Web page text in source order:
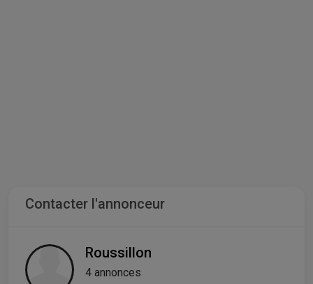
Contacter l'annonceur
Roussillon
4 annonces